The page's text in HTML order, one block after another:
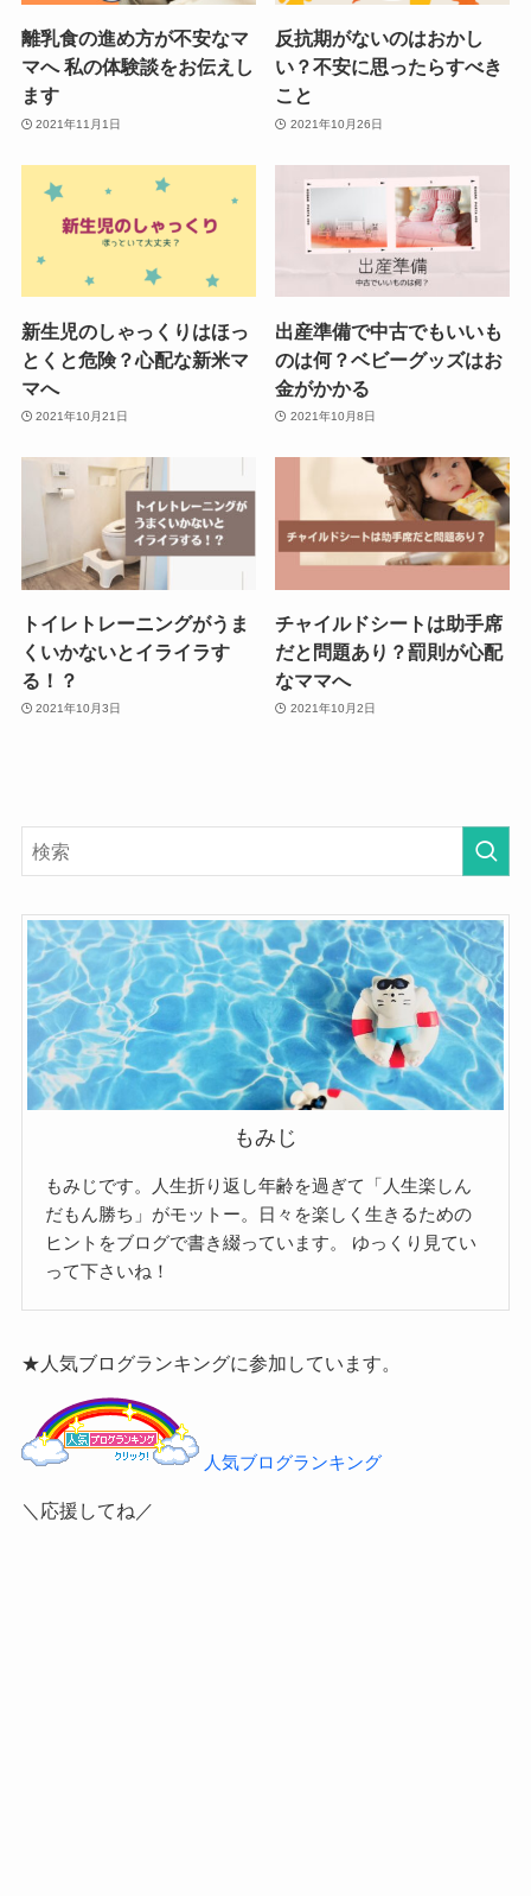
離乳食の進め方が不安なマ
マへ 私の体験談をお伝えし
ます
2021年11月1日
反抗期がないのはおかし
い？不安に思ったらすべき
こと
2021年10月26日
新生児のしゃっくりはほっ
とくと危険？心配な新米マ
マへ
2021年10月21日
出産準備で中古でもいいも
のは何？ベビーグッズはお
金がかかる
2021年10月8日
トイレトレーニングがうま
くいかないとイライラす
る！？
2021年10月3日
チャイルドシートは助手席
だと問題あり？罰則が心配
なママへ
2021年10月2日
もみじ
もみじです。人生折り返し年齢を過ぎて「人生楽しん
だもん勝ち」がモットー。日々を楽しく生きるための
ヒントをブログで書き綴っています。
ゆっくり見てい
って下さいね！
★人気ブログランキングに参加しています。
人気ブログランキング
＼応援してね／